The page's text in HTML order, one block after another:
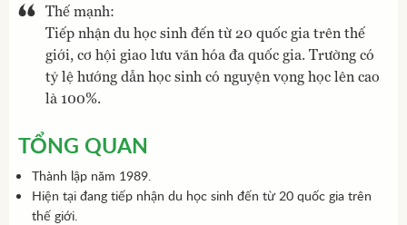
Thế mạnh:
Tiếp nhận du học sinh đến từ 20 quốc gia trên thế
giới, cơ hội giao lưu văn hóa đa quốc gia. Trường có
tỷ lệ hướng dẫn học sinh có nguyện vọng học lên cao
là 100%.
TỔNG QUAN
Thành lập năm 1989.
Hiện tại đang tiếp nhận du học sinh đến từ 20 quốc gia trên
thế giới.